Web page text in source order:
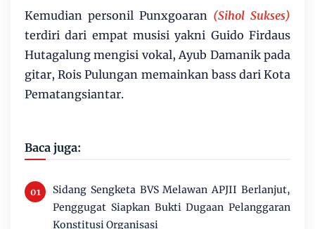
Kemudian personil Punxgoaran (Sihol Sukses)
terdiri dari empat musisi yakni Guido Firdaus
Hutagalung mengisi vokal, Ayub Damanik pada
gitar, Rois Pulungan memainkan bass dari Kota
Pematangsiantar.
Baca juga:
Sidang Sengketa BVS Melawan APJII Berlanjut,
Penggugat Siapkan Bukti Dugaan Pelanggaran
Konstitusi Organisasi